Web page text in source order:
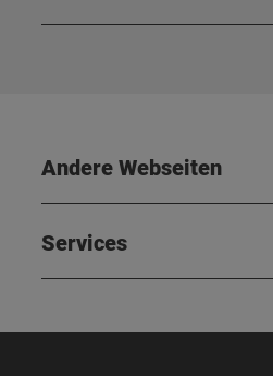
Andere Webseiten
Services